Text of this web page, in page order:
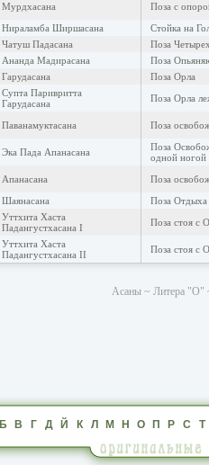
Мурдхасана Поза с
Нираламба Ширшасана Стойка на
Чатуш Падасана Поза
Ананда Мадирасана Поза
Гарудасана Поза Орла
Супта Паривритта
Гарудасана
Поза Орла
Паванамуктасана Поза
Эка Пада Апанасана
Поза
одной ногой
Апанасана Поза
Шаянасана Поза Отдыха
Уттхита Хаста
Падангустхасана I
Поза стоя с
Уттхита Хаста
Падангустхасана II
Поза стоя с
Асаны ~ Литера "О"
Б В Г Д Й К Л М Н О П Р С Т